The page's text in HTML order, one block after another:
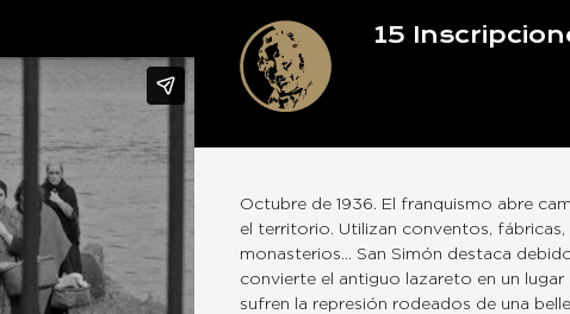
15
Octubre de 1936. El franquismo abre
el territorio. Utilizan conventos, fábricas,
monasterios… San Simón destaca
convierte el antiguo lazareto en un
sufren la represión rodeados de una